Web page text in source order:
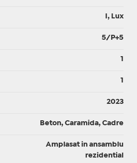
I, Lux
5/P+5
1
1
2023
Beton, Caramida, Cadre
Amplasat in ansamblu
rezidential